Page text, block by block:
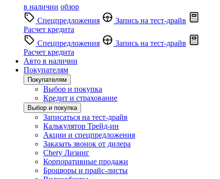
в наличии обзор
Спецпредложения
Запись на тест-драйв
Расчет кредита
Спецпредложения
Запись на тест-драйв
Расчет кредита
Авто в наличии
Покупателям
Покупателям
Выбор и покупка
Кредит и страхование
Выбор и покупка
Записаться на тест-драйв
Калькулятор Трейд-ин
Акции и спецпредложения
Заказать звонок от дилера
Chery Лизинг
Корпоративные продажи
Брошюры и прайс-листы